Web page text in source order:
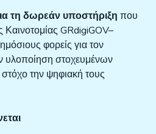
τη δωρεάν υποστήριξη που
GRdigiGOV–
φορείς για τον
υλοποίηση στοχευμένων
την ψηφιακή τους